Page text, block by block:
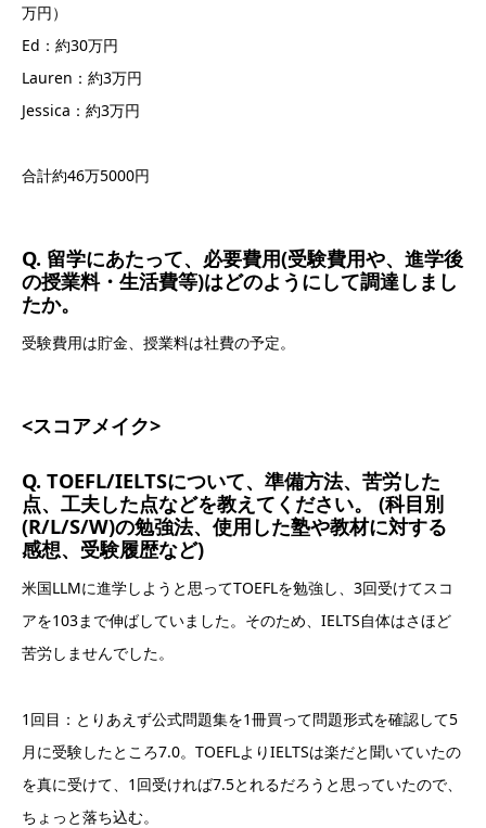
万円）
Ed：約30万円
Lauren：約3万円
Jessica：約3万円
合計約46万5000円
Q. 留学にあたって、必要費用(受験費用や、進学後
の授業料・生活費等)はどのようにして調達しまし
たか。
受験費用は貯金、授業料は社費の予定。
<スコアメイク>
Q. TOEFL/IELTSについて、準備方法、苦労した
点、工夫した点などを教えてください。 (科目別
(R/L/S/W)の勉強法、使用した塾や教材に対する
感想、受験履歴など)
米国LLMに進学しようと思ってTOEFLを勉強し、3回受けてスコ
アを103まで伸ばしていました。そのため、IELTS自体はさほど
苦労しませんでした。
1回目：とりあえず公式問題集を1冊買って問題形式を確認して5
月に受験したところ7.0。TOEFLよりIELTSは楽だと聞いていたの
を真に受けて、1回受ければ7.5とれるだろうと思っていたので、
ちょっと落ち込む。